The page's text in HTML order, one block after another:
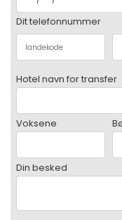
Dit telefonnummer
Hotel navn for transfer
Voksene
Din besked